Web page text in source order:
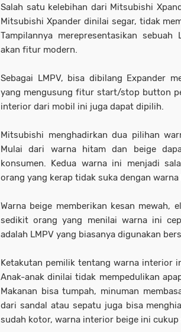
Salah satu kelebihan dari Mitsubishi
Mitsubishi Xpander dinilai segar, tidak
Tampilannya merepresentasikan
akan fitur modern.
Sebagai LMPV, bisa dibilang Expander
yang mengusung fitur start/stop button
interior dari mobil ini juga dapat dipilih.
Mitsubishi menghadirkan dua pilihan
Mulai dari warna hitam dan beige
konsumen. Kedua warna ini menjadi
orang yang kerap tidak suka dengan
Warna beige memberikan kesan mewah,
sedikit orang yang menilai warna ini
adalah LMPV yang biasanya digunakan
Ketakutan pemilik tentang warna interior
Anak-anak dinilai tidak mempedulikan
Makanan bisa tumpah, minuman
dari sandal atau sepatu juga bisa
sudah kotor, warna interior beige ini